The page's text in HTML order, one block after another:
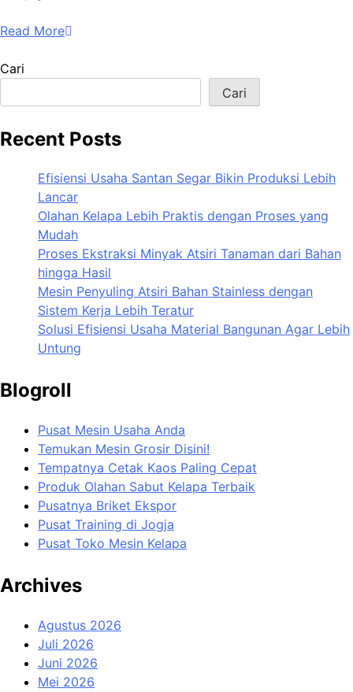
Read More
Cari
Cari
Recent Posts
Efisiensi Usaha Santan Segar Bikin Produksi Lebih
Lancar
Olahan Kelapa Lebih Praktis dengan Proses yang
Mudah
Proses Ekstraksi Minyak Atsiri Tanaman dari Bahan
hingga Hasil
Mesin Penyuling Atsiri Bahan Stainless dengan
Sistem Kerja Lebih Teratur
Solusi Efisiensi Usaha Material Bangunan Agar Lebih
Untung
Blogroll
Pusat Mesin Usaha Anda
Temukan Mesin Grosir Disini!
Tempatnya Cetak Kaos Paling Cepat
Produk Olahan Sabut Kelapa Terbaik
Pusatnya Briket Ekspor
Pusat Training di Jogja
Pusat Toko Mesin Kelapa
Archives
Agustus 2026
Juli 2026
Juni 2026
Mei 2026